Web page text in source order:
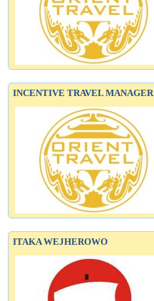
INCENTIVE TRAVEL MANAGER
ITAKA WEJHEROWO